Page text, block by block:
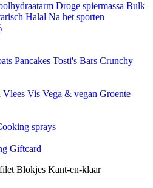
Droge spiermassa Bulk
Halal Na het sporten
Pancakes Tosti's Bars Crunchy
Vlees Vis Vega & vegan Groente
sprays
Giftcard
Blokjes Kant-en-klaar